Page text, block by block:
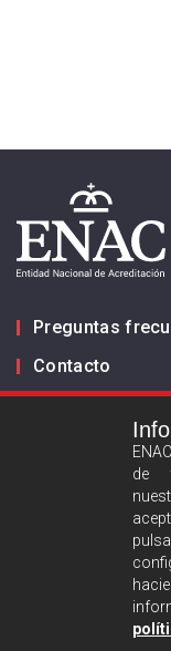
Preguntas
Contacto
Política de
Política de
de